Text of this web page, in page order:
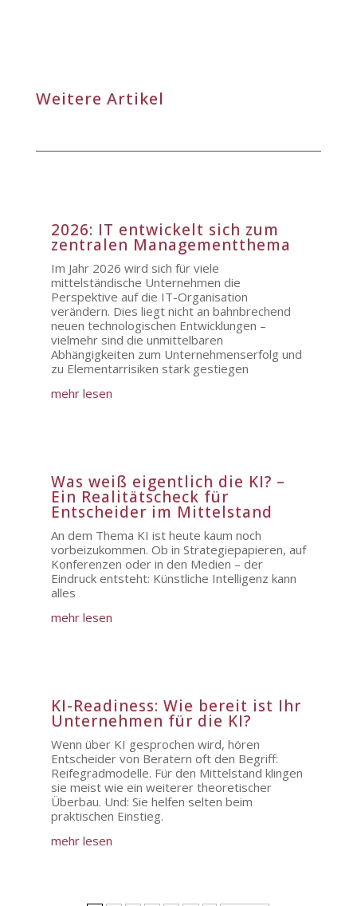
Weitere Artikel
2026: IT entwickelt sich zum
zentralen Managementthema
Im Jahr 2026 wird sich für viele
mittelständische Unternehmen die
Perspektive auf die IT-Organisation
verändern. Dies liegt nicht an bahnbrechend
neuen technologischen Entwicklungen –
vielmehr sind die unmittelbaren
Abhängigkeiten zum Unternehmenserfolg und
zu Elementarrisiken stark gestiegen
mehr lesen
Was weiß eigentlich die KI? –
Ein Realitätscheck für
Entscheider im Mittelstand
An dem Thema KI ist heute kaum noch
vorbeizukommen. Ob in Strategiepapieren, auf
Konferenzen oder in den Medien – der
Eindruck entsteht: Künstliche Intelligenz kann
alles
mehr lesen
KI-Readiness: Wie bereit ist Ihr
Unternehmen für die KI?
Wenn über KI gesprochen wird, hören
Entscheider von Beratern oft den Begriff:
Reifegradmodelle. Für den Mittelstand klingen
sie meist wie ein weiterer theoretischer
Überbau. Und: Sie helfen selten beim
praktischen Einstieg.
mehr lesen